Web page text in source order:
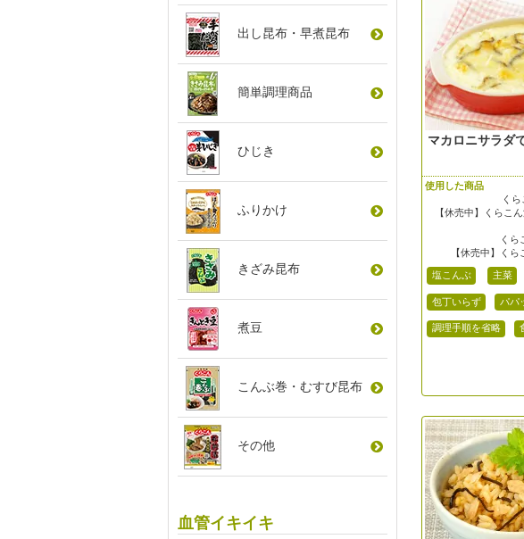
マカロニサラダ
使用した商品
く
【休売中】くらこ
く
【休売中】く
塩こんぶ 主菜
包丁いらず パパ
調理手順を省略
出し昆布 ・ 早煮昆布
簡単調理商品
ひじき
ふりかけ
きざみ昆布
煮豆
こんぶ巻 ・ むすび昆布
その他
血管イキイキ